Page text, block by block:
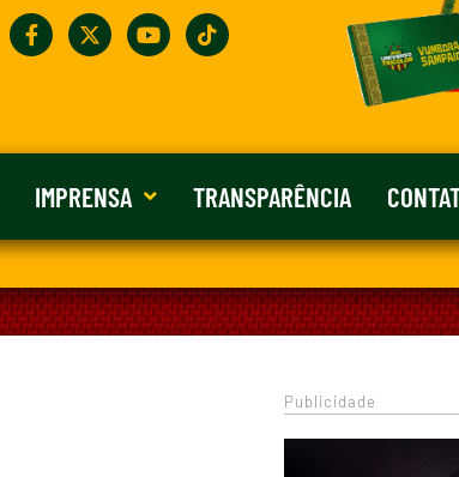
IMPRENSA TRANSPARÊNCIA
Publicidade